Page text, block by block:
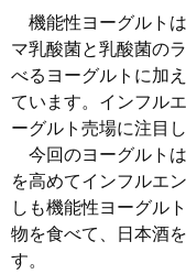
機能性ヨーグルト
マ乳酸菌と乳酸菌の
べるヨーグルトに加
ています。インフル
ーグルト売場に注目
今回のヨーグルト
を高めてインフルエ
しも機能性ヨーグル
物を食べて、日本酒
す。